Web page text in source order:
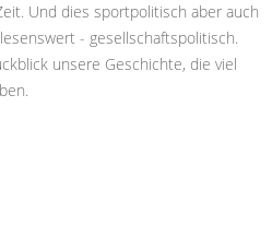
Und dies sportpolitisch aber auch
- gesellschaftspolitisch.
unsere Geschichte, die viel